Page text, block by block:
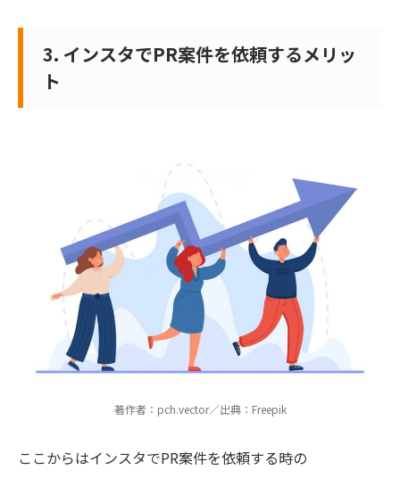
3. インスタでPR案件を依頼するメリッ
ト
著作者：pch.vector／出典：Freepik
ここからはインスタでPR案件を依頼する時の